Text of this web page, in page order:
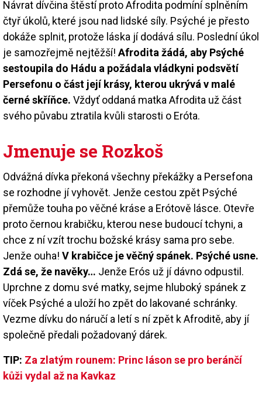
Návrat dívčina štěstí proto Afrodita podmíní splněním
čtyř úkolů, které jsou nad lidské síly. Psýché je přesto
dokáže splnit, protože láska jí dodává sílu. Poslední úkol
je samozřejmě nejtěžší! Afrodita žádá, aby Psýché
sestoupila do Hádu a požádala vládkyni podsvětí
Persefonu o část její krásy, kterou ukrývá v malé
černé skříňce. Vždyť oddaná matka Afrodita už část
svého půvabu ztratila kvůli starosti o Eróta.
Jmenuje se Rozkoš
Odvážná dívka překoná všechny překážky a Persefona
se rozhodne jí vyhovět. Jenže cestou zpět Psýché
přemůže touha po věčné kráse a Erótově lásce. Otevře
proto černou krabičku, kterou nese budoucí tchyni, a
chce z ní vzít trochu božské krásy sama pro sebe.
Jenže ouha! V krabičce je věčný spánek. Psýché usne.
Zdá se, že navěky… Jenže Erós už jí dávno odpustil.
Uprchne z domu své matky, sejme hluboký spánek z
víček Psýché a uloží ho zpět do lakované schránky.
Vezme dívku do náručí a letí s ní zpět k Afroditě, aby jí
společně předali požadovaný dárek.
TIP: Za zlatým rounem: Princ Iáson se pro beránčí
kůži vydal až na Kavkaz